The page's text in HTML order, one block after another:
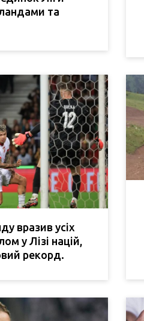
та
вразив усіх
у Лізі націй,
рекорд.